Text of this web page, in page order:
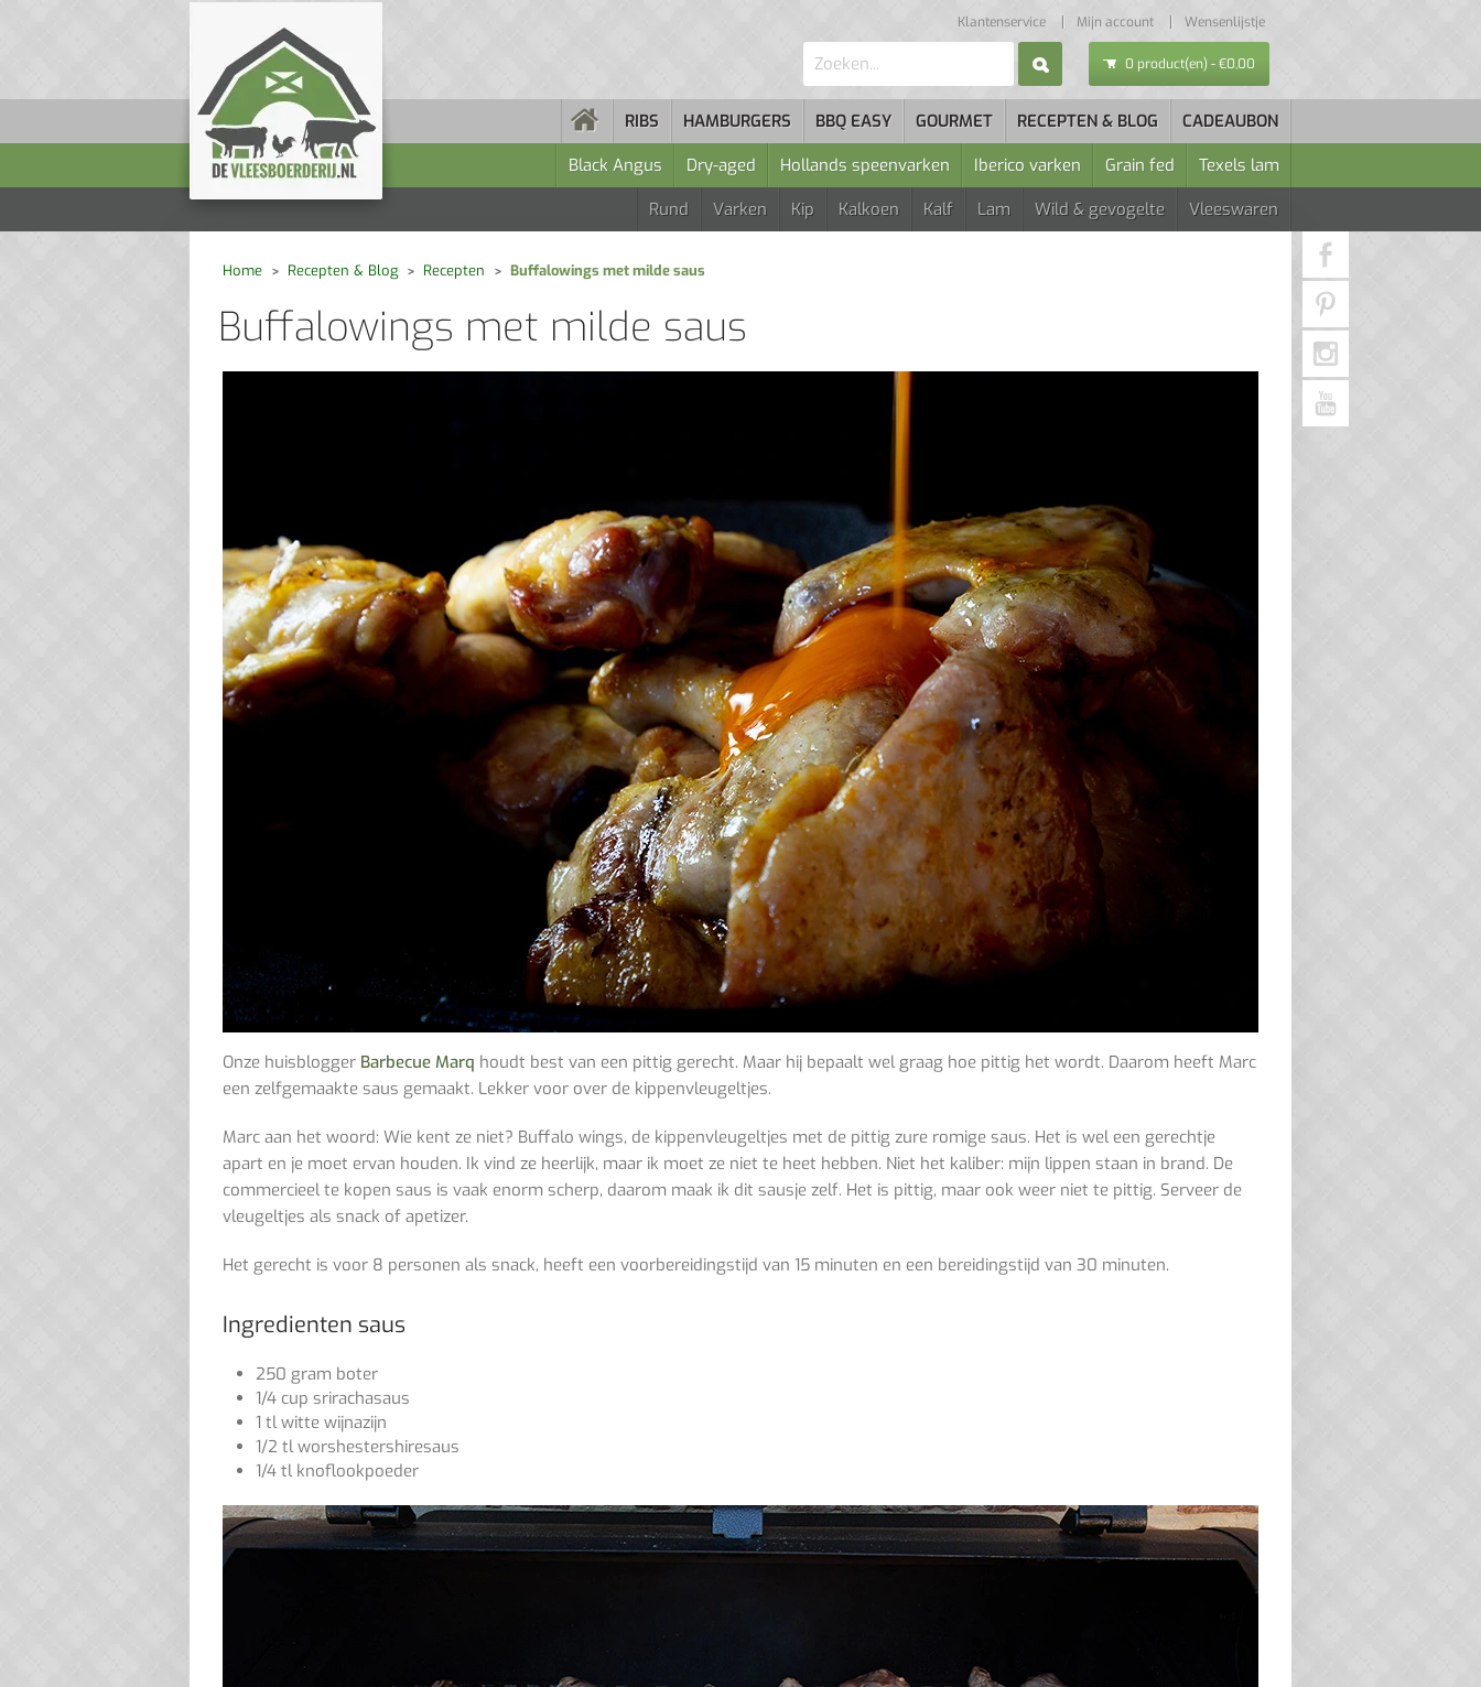
Klantenservice Mijn account Wensenlijstje
0 product(en) - €0,00
Zoeken...
RIBS HAMBURGERS BBQ EASY GOURMET RECEPTEN & BLOG
CADEAUBON
Black Angus
Dry-aged Hollands speenvarken Iberico varken Grain fed
Texels lam
Rund
Varken Kip Kalkoen Kalf Lam Wild & gevogelte Vleeswaren
Home Recepten & Blog Recepten Buffalowings met milde saus
Buffalowings met milde saus
Onze huisblogger Barbecue Marq houdt best van een pittig gerecht. Maar hij bepaalt wel graag hoe pittig het wordt. Daarom heeft Marc
een zelfgemaakte saus gemaakt. Lekker voor over de kippenvleugeltjes.
Marc aan het woord: Wie kent ze niet? Buffalo wings, de kippenvleugeltjes met de pittig zure romige saus. Het is wel een gerechtje
apart en je moet ervan houden. Ik vind ze heerlijk, maar ik moet ze niet te heet hebben. Niet het kaliber: mijn lippen staan in brand. De
commercieel te kopen saus is vaak enorm scherp, daarom maak ik dit sausje zelf. Het is pittig, maar ook weer niet te pittig. Serveer de
vleugeltjes als snack of apetizer.
Het gerecht is voor 8 personen als snack, heeft een voorbereidingstijd van 15 minuten en een bereidingstijd van 30 minuten.
Ingredienten saus
250 gram boter
1/4 cup srirachasaus
1 tl witte wijnazijn
1/2 tl worshestershiresaus
1/4 tl knoflookpoeder